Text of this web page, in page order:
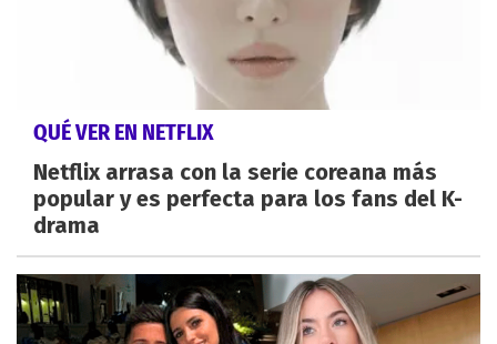
QUÉ VER EN NETFLIX
Netflix arrasa con la serie coreana más
popular y es perfecta para los fans del K-
drama